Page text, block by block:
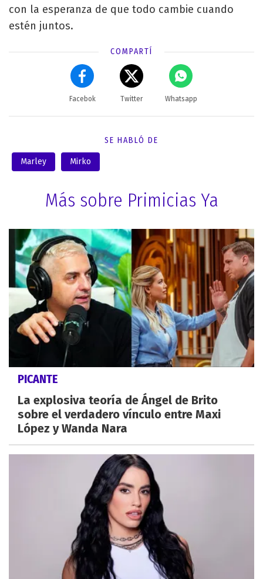
con la esperanza de que todo cambie cuando
estén juntos.
COMPARTÍ
Facebok Twitter Whatsapp
SE HABLÓ DE
Marley Mirko
Más sobre Primicias Ya
PICANTE
La explosiva teoría de Ángel de Brito
sobre el verdadero vínculo entre Maxi
López y Wanda Nara